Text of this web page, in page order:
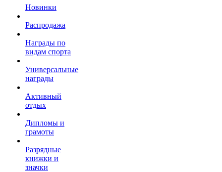
Новинки
Распродажа
Награды по
видам спорта
Универсальные
награды
Активный
отдых
Дипломы и
грамоты
Разрядные
книжки и
значки